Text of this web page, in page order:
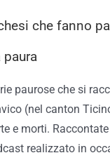
che fanno
paura
paurose che si
(nel canton
e morti.
realizzato in